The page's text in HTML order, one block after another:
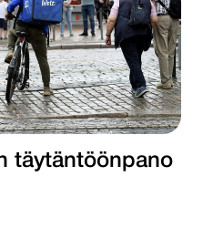
täytäntöönpano